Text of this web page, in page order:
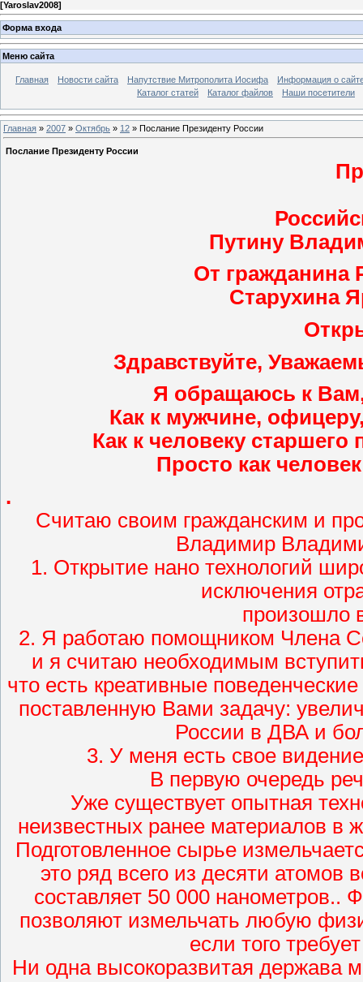
[Yaroslav2008]
Форма входа
Меню сайта
Главная Новости сайта Напутствие Митрополита Иосифа
Информация о
Каталог статей
Каталог файлов Наши посетители
Главная » 2007 » Октябрь » 12 » Послание Президенту России
Послание Президенту России
Путину
От гражданина
Старухина
Здравствуйте,
Я обращаюсь к
Как к мужчине,
Как к человеку
Просто как
.
Считаю своим гражданским и
Владимир
1. Открытие нано технологий
исключения
произошло
2. Я работаю помощником Члена
и я считаю необходимым
что есть креативные
поставленную Вами задачу:
России в ДВА и
3. У меня есть свое
В первую очередь
Уже существует опытная
неизвестных ранее материалов в
Подготовленное сырье
это ряд всего из десяти атомов
составляет 50 000 нанометров..
позволяют измельчать любую
если того
Ни одна высокоразвитая держава